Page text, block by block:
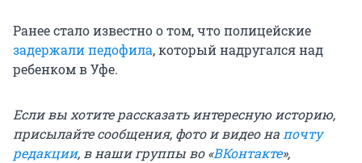
Ранее стало известно о том, что полицейские
задержали педофила, который надругался над
ребенком в Уфе.
Если вы хотите рассказать интересную историю,
присылайте сообщения, фото и видео напочту
редакции, в наши группы во «ВКонтакте»,